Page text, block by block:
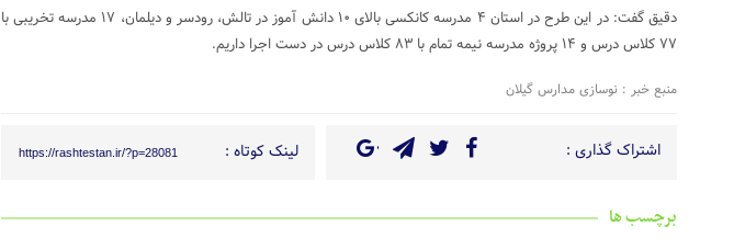
دقیق گفت: در این طرح در استان ۴ مدرسه کانکسی بالای ۱۰ دانش آموز در تالش، رودسر و دیلمان، ۱۷ مدرسه تخریبی با
۷۷ کلاس درس و ۱۴ پروژه مدرسه نیمه تمام با ۸۳ کلاس درس در دست اجرا داریم.
منبع خبر : نوسازی مدارس گیلان
اشتراک گذاری : لینک کوتاه : https://rashtestan.ir/?p=28081
برچسب ها